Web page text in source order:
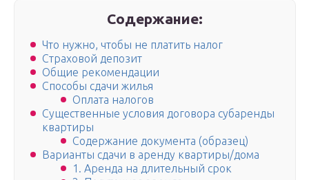
Содержание:
Что нужно, чтобы не платить налог
Страховой депозит
Общие рекомендации
Способы сдачи жилья
Оплата налогов
Существенные условия договора субаренды
квартиры
Содержание документа (образец)
Варианты сдачи в аренду квартиры/дома
1. Аренда на длительный срок